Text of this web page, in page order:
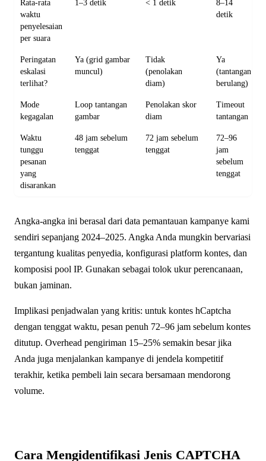
Rata-rata
waktu
penyelesaian
per suara
1–3 detik < 1 detik
8–14
detik
Peringatan
eskalasi
terlihat?
Ya (grid gambar
muncul)
Tidak
(penolakan
diam)
Ya
(tantangan
berulang)
Mode
kegagalan
Loop tantangan
gambar
Penolakan skor
diam
Timeout
tantangan
Waktu
tunggu
pesanan
yang
disarankan
48 jam sebelum
tenggat
72 jam sebelum
tenggat
72–96
jam
sebelum
tenggat
Angka-angka ini berasal dari data pemantauan kampanye kami
sendiri sepanjang 2024–2025. Angka Anda mungkin bervariasi
tergantung kualitas penyedia, konfigurasi platform kontes, dan
komposisi pool IP. Gunakan sebagai tolok ukur perencanaan,
bukan jaminan.
Implikasi penjadwalan yang kritis: untuk kontes hCaptcha
dengan tenggat waktu, pesan penuh 72–96 jam sebelum kontes
ditutup. Overhead pengiriman 15–25% semakin besar jika
Anda juga menjalankan kampanye di jendela kompetitif
terakhir, ketika pembeli lain secara bersamaan mendorong
volume.
Cara Mengidentifikasi Jenis CAPTCHA